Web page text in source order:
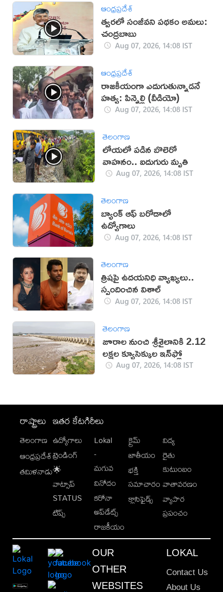
ఆంధ్రప్రదేశ్
త్వరలో సంజీవని పథకం అమలు:
చంద్రబాబు
Aug 07, 2026, 14:08 IST
ఆంధ్రప్రదేశ్
రాజకీయంగా ఎదుగుతున్నాడనే
హత్య: పిన్నెల్లి (వీడియో)
Aug 07, 2026, 14:08 IST
తెలంగాణ
లోయలో పడిన బొలెరో
వాహనం.. ఐదుగురు మృతి
Aug 07, 2026, 14:08 IST
తెలంగాణ
బ్యాంక్ ఆఫ్ బరోడాలో
ఉద్యోగాలు
Aug 07, 2026, 14:08 IST
తెలంగాణ
త్రిషపై ఉదయనిధి వ్యాఖ్యలు..
స్పందించిన విశాల్
Aug 07, 2026, 14:08 IST
తెలంగాణ
జూరాల నుంచి శ్రీశైలానికి 2.12
లక్షల క్యూసెక్కుల ఇన్‌ఫ్లో
Aug 07, 2026, 14:08 IST
రాష్ట్రాలు
తెలంగాణ
ఆంధ్రప్రదేశ్
తమిళనాడు
ఇతర కేటగిరీలు
ఉద్యోగాలు
ట్రెండింగ్
🌟
వాట్సాప్
STATUS
టిప్స్
Lokal
-
మగువ
వినోదం
కరోనా
అప్‌డేట్స్
రాజకీయం
క్రైమ్
జాతీయం
భక్తి
సమాచారం
క్లాసిఫైడ్స్
విద్య
రైతు
కుటుంబం
వాతావరణం
వ్యాపార
ప్రపంచం
OUR
OTHER
WEBSITES
LOKAL
Contact Us
About Us